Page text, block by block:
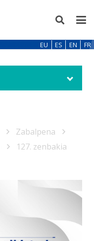
EU ES EN FR
Zabalpena
127. zenbakia